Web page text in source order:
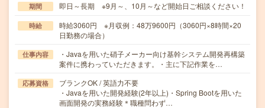
期間 即日～長期 ※9月～、10月～など開始日ご相談ください！
時給
時給3060円 ※月収例：48万9600円（3060円×8時間×20
日勤務の場合）
仕事内容
・Javaを用いた硝子メーカー向け基幹システム開発再構築
案件に携わっていただきます。・主に下記作業を…
応募資格
ブランクOK / 英語力不要
・Javaを用いた開発経験(2年以上)・Spring Bootを用いた
画面開発の実務経験＊職種問わず…